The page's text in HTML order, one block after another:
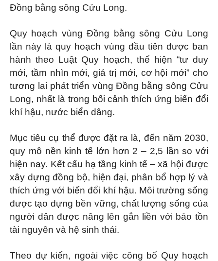
Đồng bằng sông Cửu Long.
Quy hoạch vùng Đồng bằng sông Cửu Long
lần này là quy hoạch vùng đầu tiên được ban
hành theo Luật Quy hoạch, thể hiện “tư duy
mới, tầm nhìn mới, giá trị mới, cơ hội mới” cho
tương lai phát triển vùng Đồng bằng sông Cửu
Long, nhất là trong bối cảnh thích ứng biến đổi
khí hậu, nước biển dâng.
Mục tiêu cụ thể được đặt ra là, đến năm 2030,
quy mô nền kinh tế lớn hơn 2 – 2,5 lần so với
hiện nay. Kết cấu hạ tầng kinh tế – xã hội được
xây dựng đồng bộ, hiện đại, phân bổ hợp lý và
thích ứng với biến đổi khí hậu. Môi trường sống
được tạo dựng bền vững, chất lượng sống của
người dân được nâng lên gắn liền với bảo tồn
tài nguyên và hệ sinh thái.
Theo dự kiến, ngoài việc công bố Quy hoạch